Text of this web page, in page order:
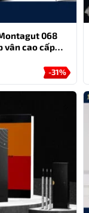
068
vân cao cấp
-31%